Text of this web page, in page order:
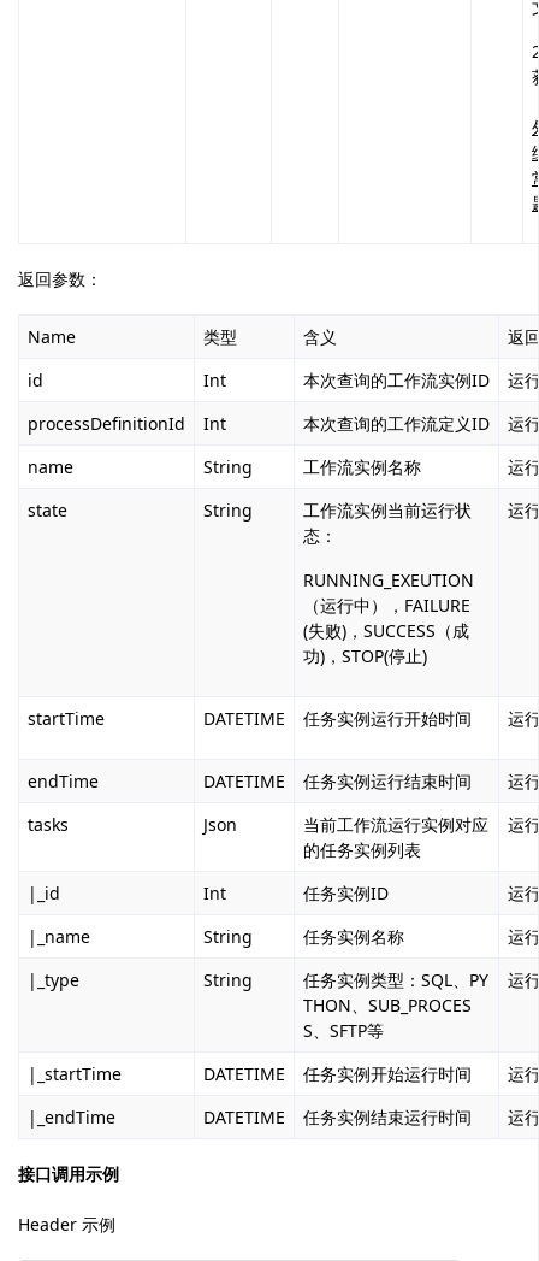
返回参数：
Name 类型 含义
返
id
Int 本次查询的工作流实例ID
运
processDefinitionId
Int 本次查询的工作流定义ID
运
name
String 工作流实例名称
运
state
String
工作流实例当前运行状
态 ：
RUNNING_EXEUTION
（运行中），FAILURE
(失败)，SUCCESS（成
功)，STOP(停止)
运
startTime DATETIME 任务实例运行开始时间 运
endTime DATETIME 任务实例运行结束时间
运
tasks
Json
当前工作流运行实例对应
的任务实例列表
运
|_id Int 任务实例ID
运
|_name
String 任务实例名称
运
|_type
String
任务实例类型：SQL、PY
THON、SUB_PROCES
S、SFTP等
运
|_startTime DATETIME 任务实例开始运行时间
运
|_endTime
DATETIME 任务实例结束运行时间 运
接口调用示例
Header 示例